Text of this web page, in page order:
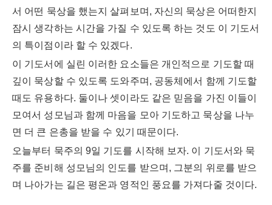
서 어떤 묵상을 했는지 살펴보며, 자신의 묵상은 어떠한지
잠시 생각하는 시간을 가질 수 있도록 하는 것도 이 기도서
의 특이점이라 할 수 있겠다.
이 기도서에 실린 이러한 요소들은 개인적으로 기도할 때
깊이 묵상할 수 있도록 도와주며, 공동체에서 함께 기도할
때도 유용하다. 둘이나 셋이라도 같은 믿음을 가진 이들이
모여서 성모님과 함께 마음을 모아 기도하고 묵상을 나누
면 더 큰 은총을 받을 수 있기 때문이다.
오늘부터 묵주의 9일 기도를 시작해 보자. 이 기도서와 묵
주를 준비해 성모님의 인도를 받으며, 그분의 위로를 받으
며 나아가는 길은 평온과 영적인 풍요를 가져다줄 것이다.